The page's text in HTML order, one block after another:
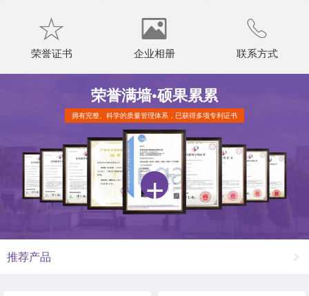
荣誉证书 企业相册 联系方式
荣誉满墙•硕果累累
拥有完整、科学的质量管理体系，已获得多项专利证书
推荐产品